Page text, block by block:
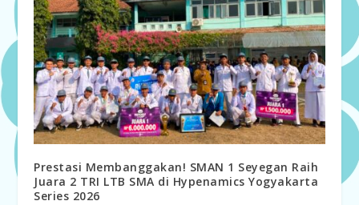
Prestasi Membanggakan! SMAN 1 Seyegan Raih
Juara 2 TRI LTB SMA di Hypenamics Yogyakarta
Series 2026